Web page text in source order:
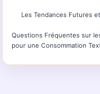
Les Tendances Futures
Questions Fréquentes sur
pour une Consommation